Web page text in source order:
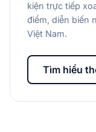
kiện trực tiếp
điểm, diễn biến
Việt Nam.
Tìm hiểu